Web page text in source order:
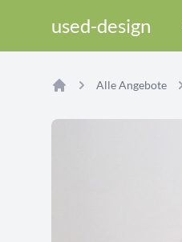
used-design
Alle Angebote